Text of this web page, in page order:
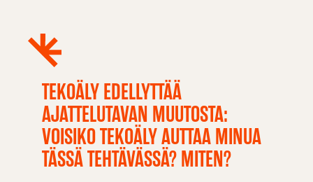
TEKOÄLY EDELLYTTÄÄ
AJATTELUTAVAN MUUTOSTA:
VOISIKO TEKOÄLY AUTTAA MINUA
TÄSSÄ TEHTÄVÄSSÄ? MITEN?